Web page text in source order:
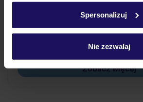
Spersonalizuj
Nie zezwalaj
Często zadawane pytania
Jak zmienić uczestników/osobę zgłaszającą?
Czy w Hotelu będzie przedstawiciel TUI?
pokładowe/bilety lotnicze?
Zobacz więcej